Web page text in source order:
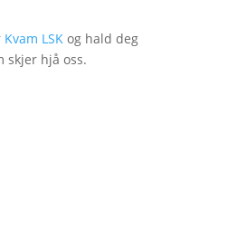
Kvam LSKog hald deg
skjer hjå oss.